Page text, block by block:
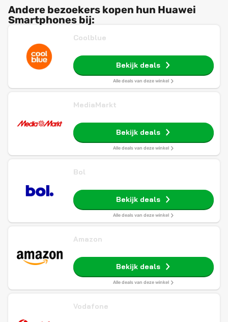
Andere bezoekers kopen hun Huawei
Smartphones bij:
Coolblue
Bekijk deals
Alle deals van deze winkel
MediaMarkt
Bekijk deals
Alle deals van deze winkel
Bol
Bekijk deals
Alle deals van deze winkel
Amazon
Bekijk deals
Alle deals van deze winkel
Vodafone